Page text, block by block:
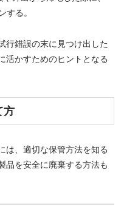
する。
行錯誤の末に見つけ出した
活かすためのヒントとなる
方
は、適切な保管方法を知る
品を安全に廃棄する方法も